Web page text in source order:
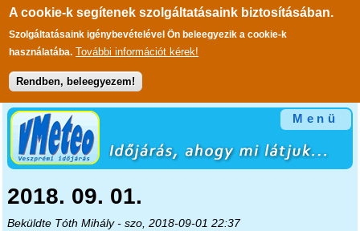
A cookie-k segítenek szolgáltatásaink biztosításában.
Szolgáltatásaink igénybevételével Ön beleegyezik a cookie-k
használatába. További információt kérek!
Rendben, beleegyezem!
Ugrás a tartalomra
Menü
2018. 09. 01.
Beküldte Tóth Mihály- szo, 2018-09-01 22:37